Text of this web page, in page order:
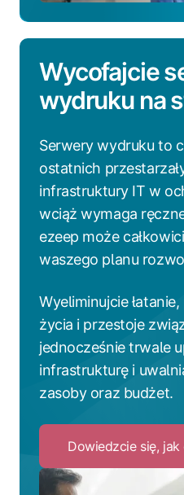
Wycofajcie
wydruku na
Serwery wydruku to
ostatnich
infrastruktury IT w
wciąż wymaga
ezeep może
waszego planu
Wyeliminujcie
życia i przestoje
jednocześnie trwale
infrastrukturę i
zasoby oraz budżet.
Dowiedzcie się,